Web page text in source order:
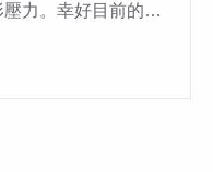
壓力。幸好目前的…